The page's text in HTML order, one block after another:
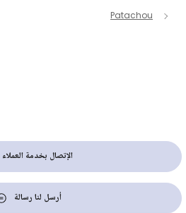
Patachou
الإتصال بخدمة العملاء
أرسل لنا رسالة